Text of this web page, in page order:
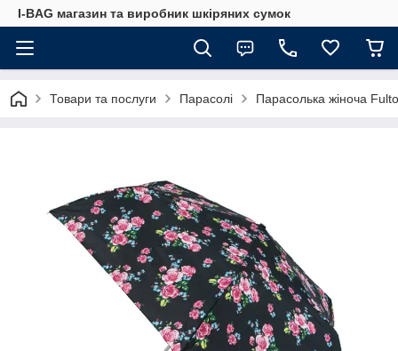
I-BAG магазин та виробник шкіряних сумок
Товари та послуги Парасолі Парасолька жіноча